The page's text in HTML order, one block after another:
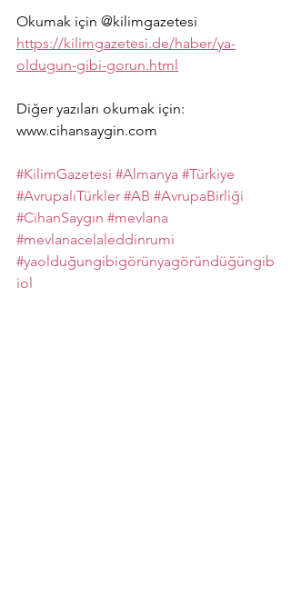
Okumak için @kilimgazetesi
https://kilimgazetesi.de/haber/ya-
oldugun-gibi-gorun.html
Diğer yazıları okumak için:
www.cihansaygin.com
#KilimGazetesi #Almanya #Türkiye
#AvrupalıTürkler #AB #AvrupaBirliği
#CihanSaygın #mevlana
#mevlanacelaleddinrumi
#yaolduğungibigörünyagöründüğüngib
iol